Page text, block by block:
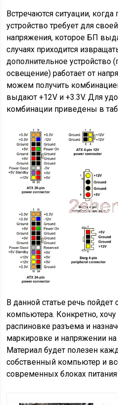
Встречаются ситуации,
устройство требует для
напряжения, которое БП
случаях приходится
дополнительное устройство
освещение) работает от
можем получить
выдают +12V и +3.3V. Для
комбинации приведены в
В данной статье речь пойдет
компьютера. Конкретно,
распиновке разъема и
маркировке и напряжении
Материал будет полезен
собственный компьютер и
современных блоках